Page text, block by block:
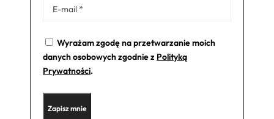
Wyrażam zgodę na przetwarzanie moich
danych osobowych zgodnie z Polityką
Prywatności.